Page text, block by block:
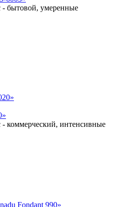
- бытовой, умеренные
- коммерческий, интенсивные